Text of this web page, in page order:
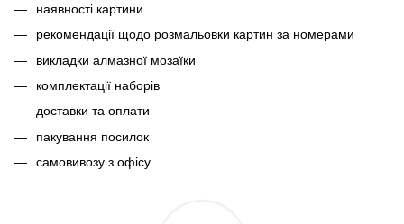
наявності картини
рекомендації щодо розмальовки картин за номерами
викладки алмазної мозаїки
комплектації наборів
доставки та оплати
пакування посилок
самовивозу з офісу